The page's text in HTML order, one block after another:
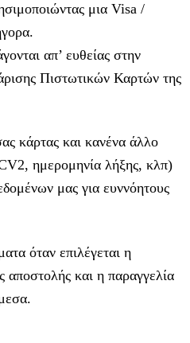
μια Visa /
απ’ ευθείας στην
Πιστωτικών Καρτών της
κάρτας και κανένα άλλο
ημερομηνία λήξης, κλπ)
μας για ευννόητους
όταν επιλέγεται η
και η παραγγελία